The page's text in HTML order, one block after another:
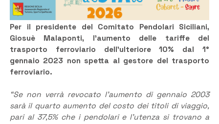
Per il presidente del Comitato Pendolari Siciliani,
Giosuè Malaponti, l’aumento delle tariffe del
trasporto ferroviario dell’ulteriore 10% dal 1°
gennaio 2023 non spetta al gestore del trasporto
ferroviario.
“Se non verrà revocato l’aumento di gennaio 2003
sarà il quarto aumento del costo dei titoli di viaggio,
pari al 37,5% che i pendolari e l’utenza si trovano a